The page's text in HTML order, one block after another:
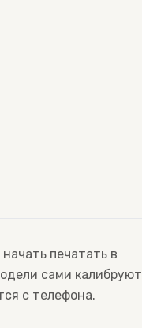
печатать в
сами калибруют
с телефона.